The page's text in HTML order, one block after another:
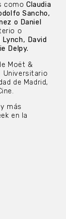
comoClaudia
Sancho,
o Daniel
o
Lynch, David
Delpy.
Moët &
Universitario
de Madrid,
más
en la